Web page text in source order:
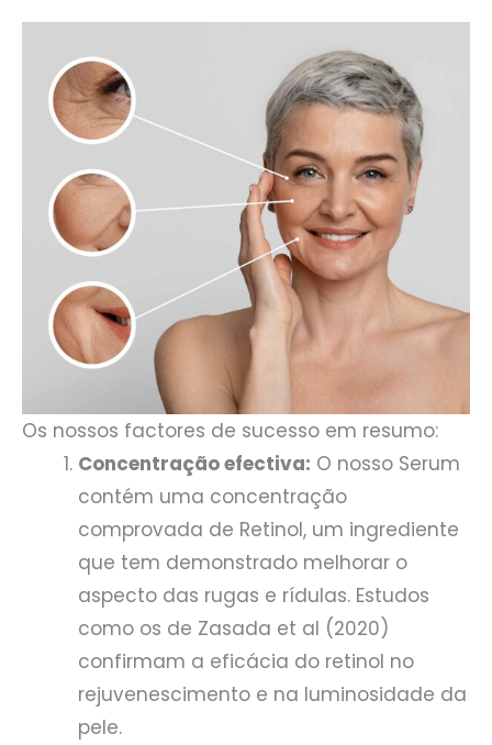
Os nossos factores de sucesso em resumo:
Concentração efectiva: O nosso Serum
contém uma concentração
comprovada de Retinol, um ingrediente
que tem demonstrado melhorar o
aspecto das rugas e rídulas. Estudos
como os de Zasada et al (2020)
confirmam a eficácia do retinol no
rejuvenescimento e na luminosidade da
pele.